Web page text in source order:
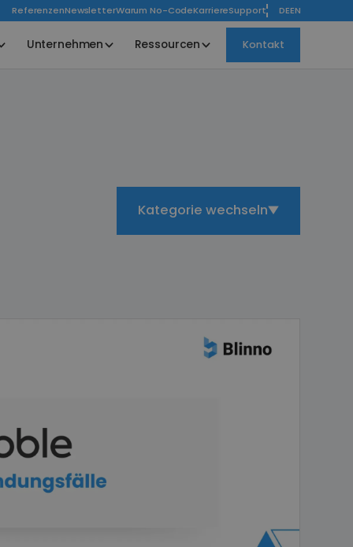
ReferenzenNewsletterWarum No-CodeKarriereSupport DEEN
Unternehmen Ressourcen Kontakt
Kategorie wechseln